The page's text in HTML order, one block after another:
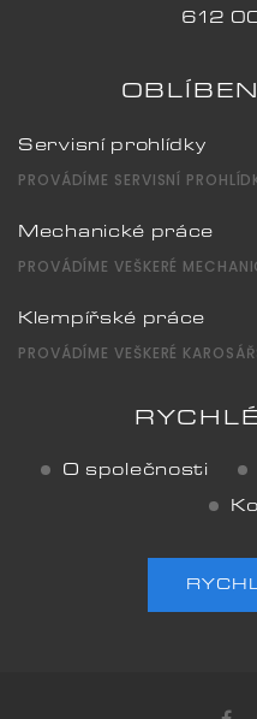
612
Servisní prohlídky
PROVÁDÍME SERVISNÍ
Mechanické práce
PROVÁDÍME VEŠKERÉ
Klempířské práce
PROVÁDÍME VEŠKERÉ
O společnosti